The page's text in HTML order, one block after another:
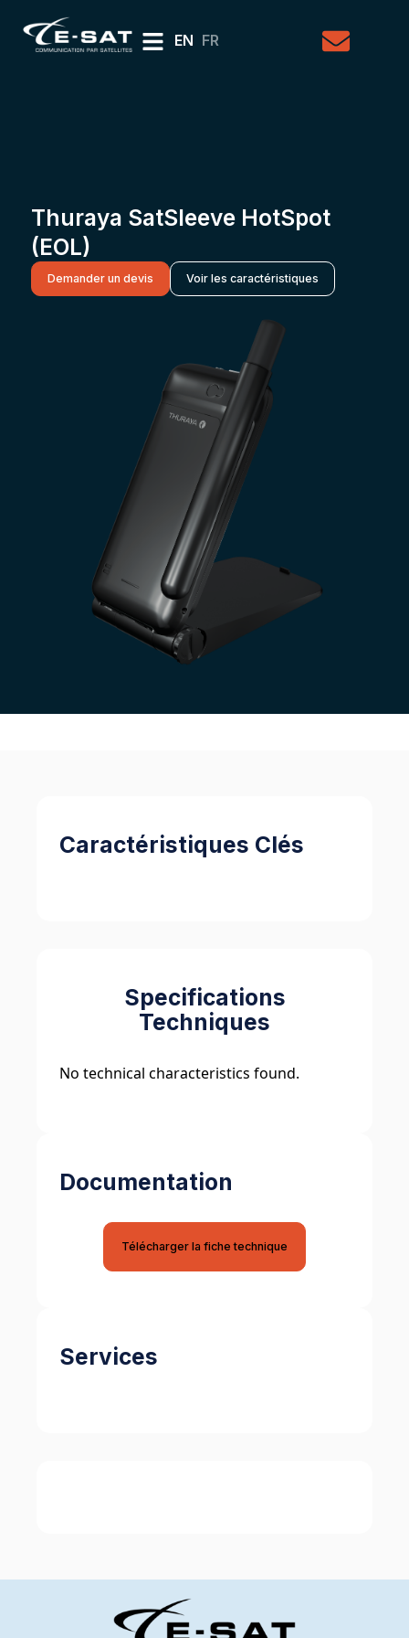
EN FR
Thuraya SatSleeve HotSpot
(EOL)
Demander un devis Voir les caractéristiques
Caractéristiques Clés
Specifications
Techniques
No technical characteristics found.
Documentation
Télécharger la fiche technique
Services